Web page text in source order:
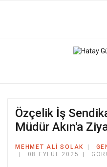
Özçelik İş
Müdür Akın'a
MEHMET ALI SOLAK
08 EYLÜL 2025